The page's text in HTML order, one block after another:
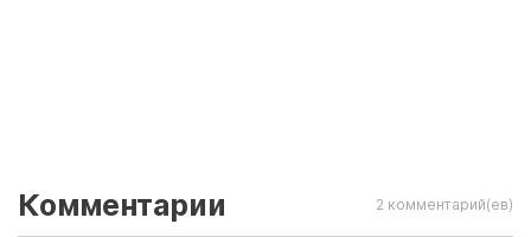
Комментарии 2 комментарий(ев)